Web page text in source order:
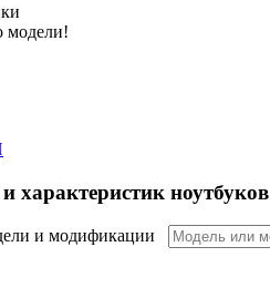
модели!
характеристик ноутбуков
и модификации